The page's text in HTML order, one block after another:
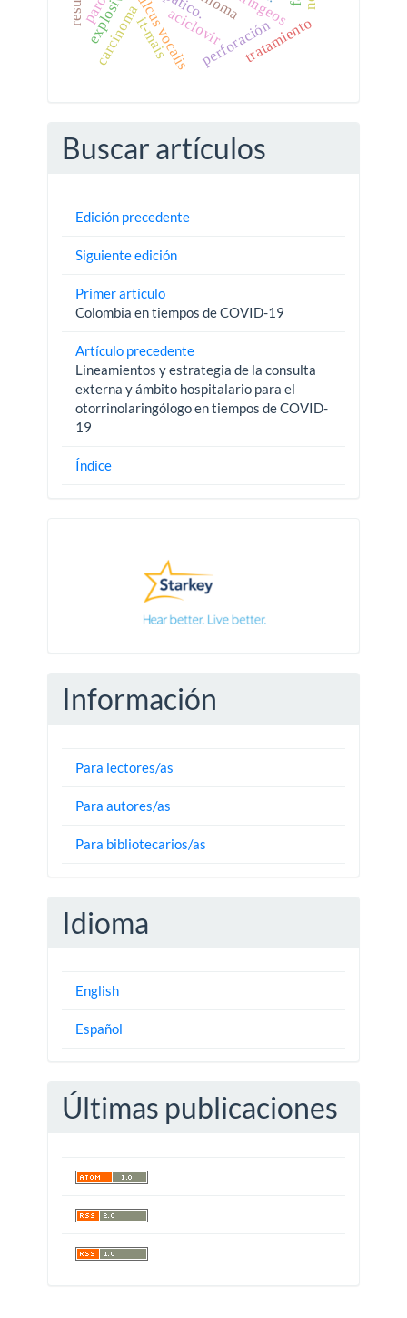
perforación
sulcus vocalis tratamiento
aciclovir
carcinomait-mais
Buscar artículos
Edición precedente
Siguiente edición
Primer artículo
Colombia en tiempos de COVID-19
Artículo precedente
Lineamientos y estrategia de la consulta
externa y ámbito hospitalario para el
otorrinolaringólogo en tiempos de COVID-
19
Índice
Información
Para lectores/as
Para autores/as
Para bibliotecarios/as
Idioma
English
Español
Últimas publicaciones